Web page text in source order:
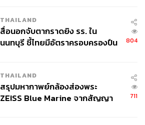
THAILAND
สื่อนอกจับตากราดยิง รร. ใน
นนทบุรี ชี้ไทยมีอัตราครอบครองปืน
804
THAILAND
สรุปมหากาพย์กล้องส่องพระ
ZEISS Blue Marine จากสัญญา
711